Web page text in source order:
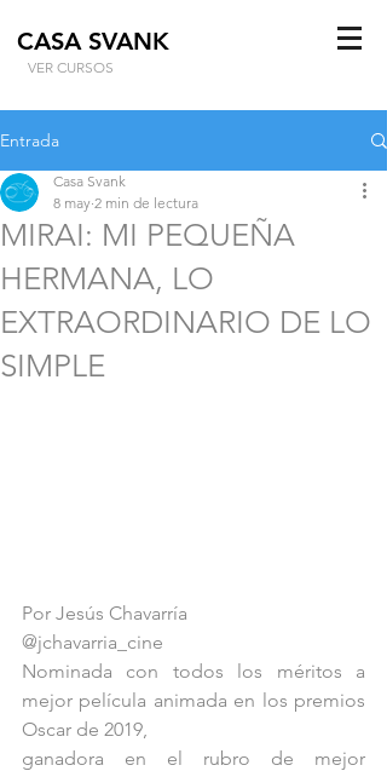
CASA SVANK
VER CURSOS
Entrada
MIRAI: MI PEQUEÑA
HERMANA, LO
EXTRAORDINARIO DE LO
SIMPLE
Casa Svank
8 may 2 min de lectura
Por Jesús Chavarría
@jchavarria_cine
Nominada con todos los méritos a
mejor película animada en los premios
Oscar de 2019,
ganadora en el rubro de mejor